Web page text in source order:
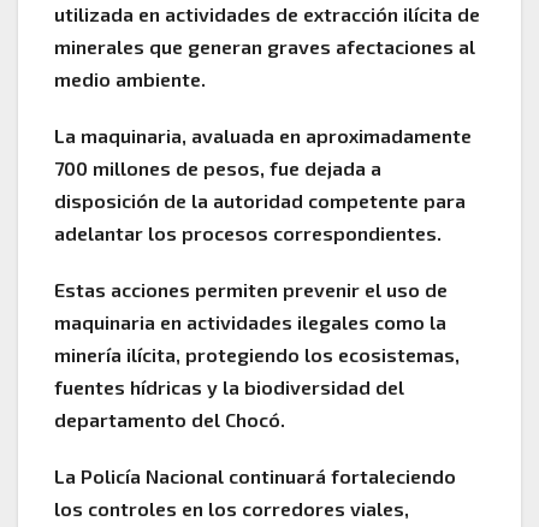
utilizada en actividades de extracción ilícita de
minerales que generan graves afectaciones al
medio ambiente.
La maquinaria, avaluada en aproximadamente
700 millones de pesos, fue dejada a
disposición de la autoridad competente para
adelantar los procesos correspondientes.
Estas acciones permiten prevenir el uso de
maquinaria en actividades ilegales como la
minería ilícita, protegiendo los ecosistemas,
fuentes hídricas y la biodiversidad del
departamento del Chocó.
La Policía Nacional continuará fortaleciendo
los controles en los corredores viales,